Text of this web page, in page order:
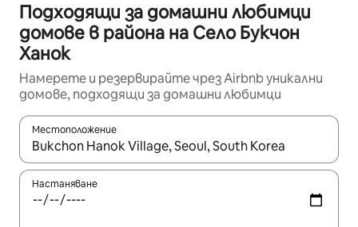
Подходящи за домашни любимци
домове в района на Село Букчон
Ханок
Намерете и резервирайте чрез Airbnb уникални
домове, подходящи за домашни любимци
Местоположение
Когато резултатите се покажат, използвайте
Настаняване